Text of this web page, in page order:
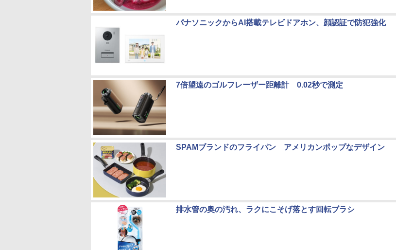
パナソニックからAI搭載テレビドアホン、顔認証で防犯強化
7倍望遠のゴルフレーザー距離計 0.02秒で測定
SPAMブランドのフライパン アメリカンポップなデザイン
排水管の奥の汚れ、ラクにこそげ落とす回転ブラシ